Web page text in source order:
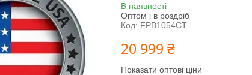
В наявності
Оптом і в роздріб
Код: FPB1054CT
20 999 ₴
Показати оптові ціни